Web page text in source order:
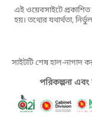
এই ওয়েবসাইটে প্রকাশিত
হয়। তথ্যের যথার্থতা,
সাইটটি শেষ হাল-
পরিকল্পনা এবং